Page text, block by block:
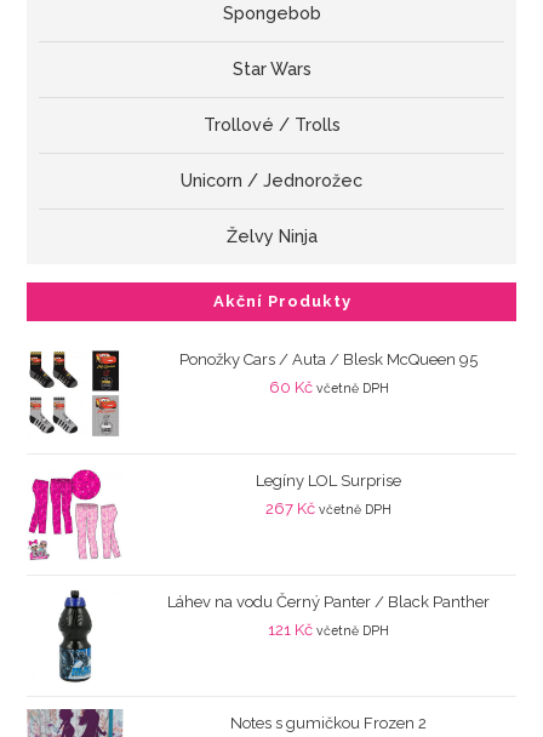
Spongebob
Star Wars
Trollové / Trolls
Unicorn / Jednorožec
Želvy Ninja
Akční Produkty
Ponožky Cars / Auta / Blesk McQueen 95
60 Kč včetně DPH
Legíny LOL Surprise
267 Kč včetně DPH
Láhev na vodu Černý Panter / Black Panther
121 Kč včetně DPH
Notes s gumičkou Frozen 2